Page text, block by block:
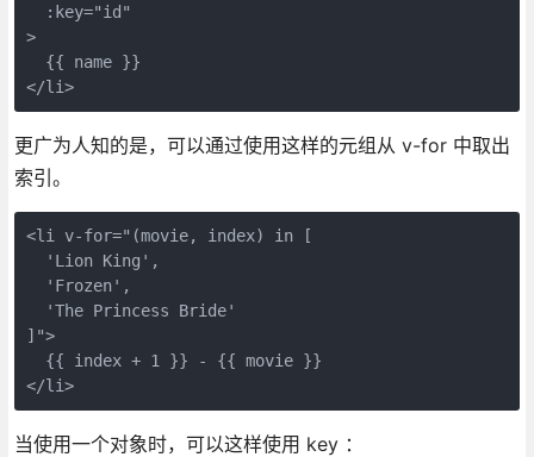
  :key="id"
>
  {{ name }}
</li>
更广为人知的是，可以通过使用这样的元组从 v-for 中取出
索引。
<li v-for="(movie, index) in [
  'Lion King',
  'Frozen',
  'The Princess Bride'
]">
  {{ index + 1 }} - {{ movie }}
</li>
当使用一个对象时，可以这样使用 key ：